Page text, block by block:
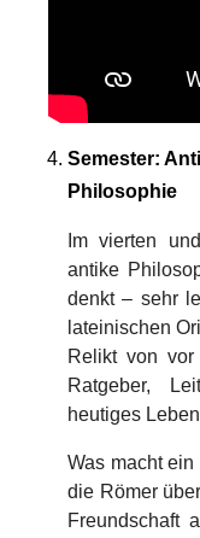
Semester:
Philosophie
Im vierten
antike
denkt – sehr
lateinischen
Relikt von
Ratgeber,
heutiges
Was macht
die Römer
Freundschaft